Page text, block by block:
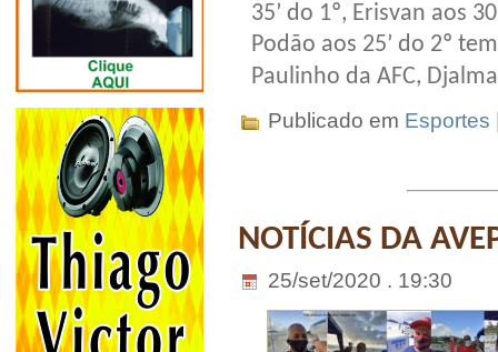
35’ do 1º, Erisvan aos
Podão aos 25’ do 2º
Paulinho da AFC,
Publicado em Esportes
NOTÍCIAS DA
25/set/2020 . 19:30